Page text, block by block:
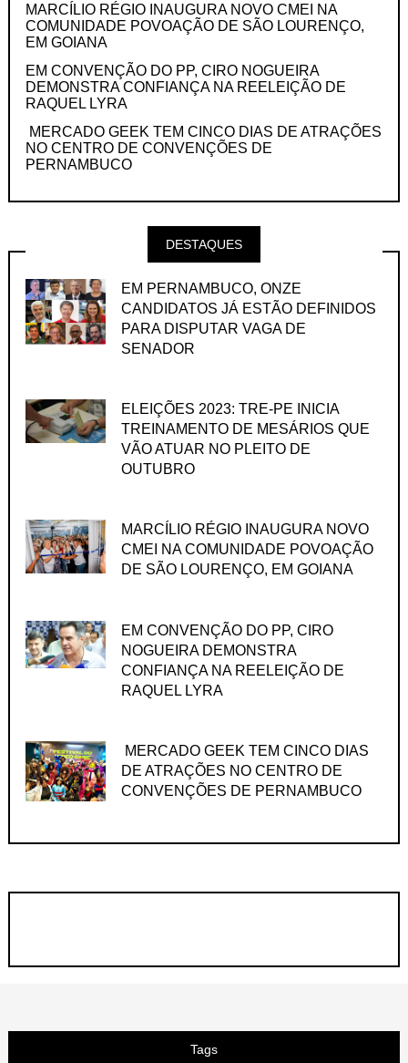
MARCÍLIO RÉGIO INAUGURA NOVO CMEI NA
COMUNIDADE POVOAÇÃO DE SÃO LOURENÇO,
EM GOIANA
EM CONVENÇÃO DO PP, CIRO NOGUEIRA
DEMONSTRA CONFIANÇA NA REELEIÇÃO DE
RAQUEL LYRA
MERCADO GEEK TEM CINCO DIAS DE ATRAÇÕES
NO CENTRO DE CONVENÇÕES DE
PERNAMBUCO
DESTAQUES
EM PERNAMBUCO, ONZE
CANDIDATOS JÁ ESTÃO DEFINIDOS
PARA DISPUTAR VAGA DE
SENADOR
ELEIÇÕES 2023: TRE-PE INICIA
TREINAMENTO DE MESÁRIOS QUE
VÃO ATUAR NO PLEITO DE
OUTUBRO
MARCÍLIO RÉGIO INAUGURA NOVO
CMEI NA COMUNIDADE POVOAÇÃO
DE SÃO LOURENÇO, EM GOIANA
EM CONVENÇÃO DO PP, CIRO
NOGUEIRA DEMONSTRA
CONFIANÇA NA REELEIÇÃO DE
RAQUEL LYRA
MERCADO GEEK TEM CINCO DIAS
DE ATRAÇÕES NO CENTRO DE
CONVENÇÕES DE PERNAMBUCO
Tags